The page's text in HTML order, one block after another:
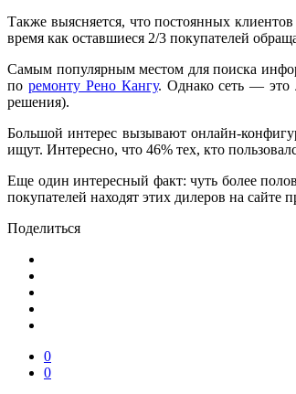
Также выясняется, что постоянных
время как оставшиеся 2/3 покупателей
Самым популярным местом для поиска
по ремонту Рено Кангу. Однако сеть — это
решения).
Большой интерес вызывают онлайн-
ищут. Интересно, что 46% тех, кто
Еще один интересный факт: чуть более
покупателей находят этих дилеров на
Поделиться
0
0